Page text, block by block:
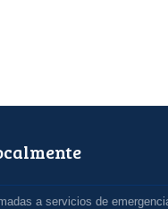
a servicios de